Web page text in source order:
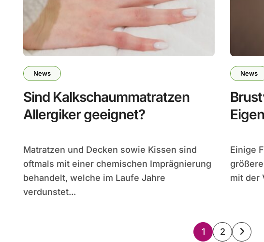
News
Sind Kalkschaummatratzen
Allergiker geeignet?
Matratzen und Decken sowie Kissen sind
oftmals mit einer chemischen Imprägnierung
behandelt, welche im Laufe Jahre
verdunstet...
News
Einige Frauen wünschen sich gerne eine
mit der
1 2